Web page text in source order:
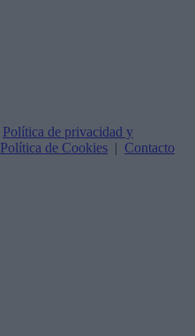
Política de privacidad y
Política de Cookies | Contacto